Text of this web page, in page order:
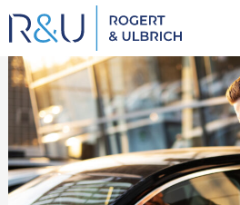
Ga
naar
inhoud